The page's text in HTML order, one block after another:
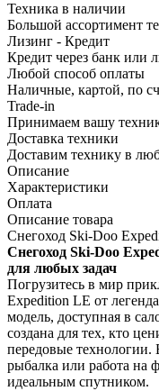
Техника в наличии
Большой ассортимент
Лизинг - Кредит
Кредит через банк или
Любой способ оплаты
Наличные, картой, по
Trade-in
Принимаем вашу
Доставка техники
Доставим технику в
Описание
Характеристики
Оплата
Описание товара
Снегоход Ski-Doo
Снегоход Ski-Doo
для любых задач
Погрузитесь в мир
Expedition LE от
модель, доступная в
создана для тех, кто
передовые технологии.
рыбалка или работа на
идеальным спутником.